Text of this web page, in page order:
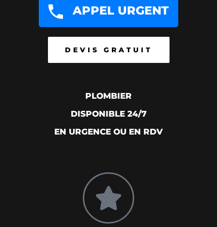
APPEL URGENT
DEVIS GRATUIT
PLOMBIER
DISPONIBLE 24/7
EN URGENCE OU EN RDV